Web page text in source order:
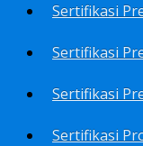
Sertifikasi
Sertifikasi
Sertifikasi
Sertifikasi